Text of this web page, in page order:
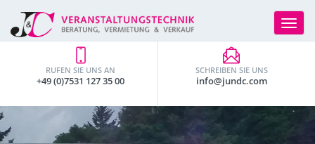
Toggle
SCHREIBEN SIE UNS
info@jundc.com
RUFEN SIE UNS AN
+49 (0)7531 127 35 00